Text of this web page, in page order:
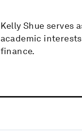
Kelly Shue serves
academic
finance.